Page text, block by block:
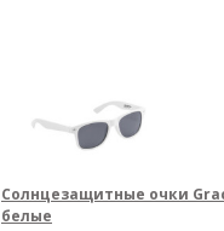
Солнцезащитные очки
белые